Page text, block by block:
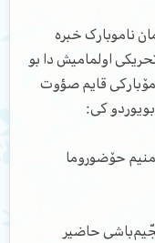
ناموبارک خبره
اولمامیش دا بو
مۆبارکی قایم صؤوت
کی:
حۆضوروما
حاضیر